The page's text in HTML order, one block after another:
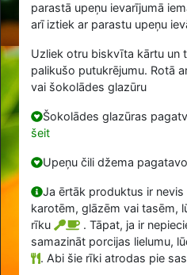
parastā upeņu ievarījumā
arī iztiek ar parastu upeņu
Uzliek otru biskvīta kārtu un
palikušo putukrējumu. Rotā
vai šokolādes glazūru
Šokolādes glazūras
šeit
Upeņu čili džema
Ja ērtāk produktus ir
karotēm, glāzēm vai tasēm,
rīku
. Tāpat, ja ir
samazināt porcijas lielumu,
. Abi šie rīki atrodas pie